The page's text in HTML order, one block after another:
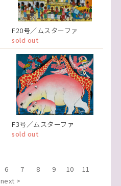
F20号／ムスターファ
sold out
F3号／ムスターファ
sold out
6 7 8 9 10
11
next >